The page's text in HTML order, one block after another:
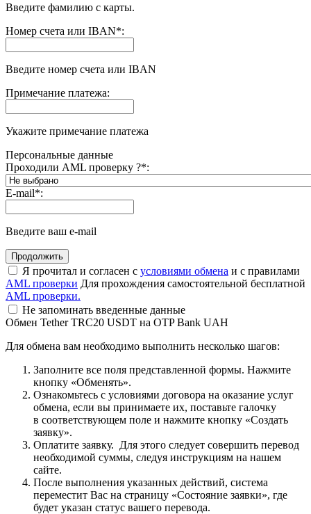
Введите фамилию с карты.
Номер счета или IBAN*:
Введите номер счета или IBAN
Примечание платежа:
Укажите примечание платежа
Персональные данные
Проходили AML проверку ?*:
E-mail*:
Введите ваш e-mail
Я прочитал и согласен с условиями обмена и с правилами
AML проверки Для прохождения самостоятельной бесплатной
AML проверки.
Не запоминать введенные данные
Обмен Tether TRC20 USDT на OTP Bank UAH
Для обмена вам необходимо выполнить несколько шагов:
Заполните все поля представленной формы. Нажмите
кнопку «Обменять».
Ознакомьтесь с условиями договора на оказание услуг
обмена, если вы принимаете их, поставьте галочку
в соответствующем поле и нажмите кнопку «Создать
заявку».
Оплатите заявку. Для этого следует совершить перевод
необходимой суммы, следуя инструкциям на нашем
сайте.
После выполнения указанных действий, система
переместит Вас на страницу «Состояние заявки», где
будет указан статус вашего перевода.